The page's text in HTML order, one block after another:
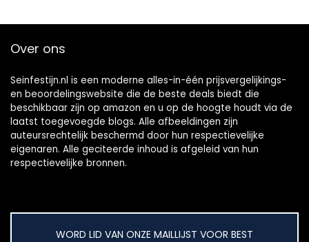
Over ons
Seinfestijn.nl is een moderne alles-in-één prijsvergelijkings-
en beoordelingswebsite die de beste deals biedt die
beschikbaar zijn op amazon en u op de hoogte houdt via de
laatst toegevoegde blogs. Alle afbeeldingen zijn
auteursrechtelijk beschermd door hun respectievelijke
eigenaren. Alle geciteerde inhoud is afgeleid van hun
respectievelijke bronnen.
WORD LID VAN ONZE MAILLIJST VOOR BEST